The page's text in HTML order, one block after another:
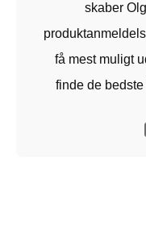
skaber
få mest muligt
finde de